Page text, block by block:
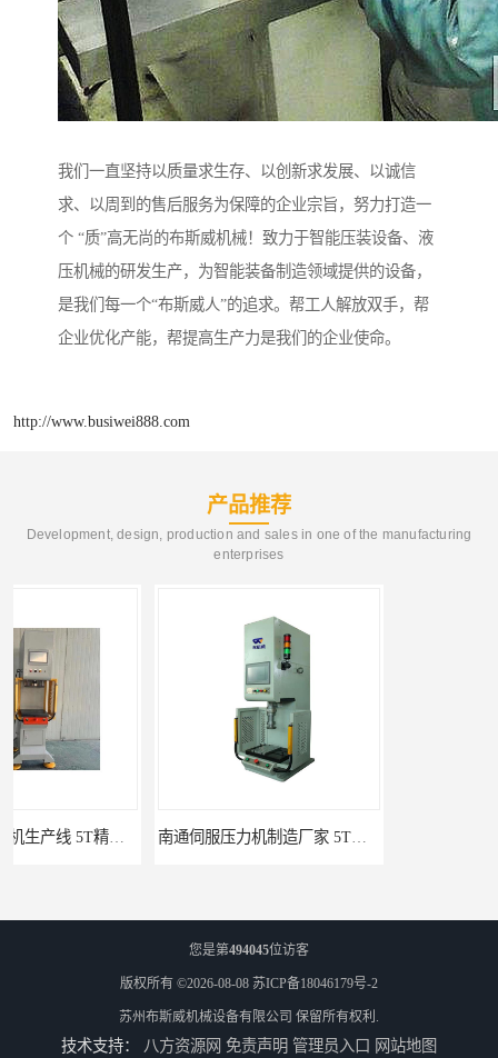
我们一直坚持以质量求生存、以创新求发展、以诚信
求、以周到的售后服务为保障的企业宗旨，努力打造一
个 “质”高无尚的布斯威机械！致力于智能压装设备、液
压机械的研发生产，为智能装备制造领域提供的设备，
是我们每一个“布斯威人”的追求。帮工人解放双手，帮
企业优化产能，帮提高生产力是我们的企业使命。
http://www.busiwei888.com
产品推荐
Development, design, production and sales in one of the manufacturing
enterprises
南通伺服压力机制造厂家 5T精密伺服压力机 布斯威机械设备
您是第494045位访客
版权所有 ©2026-08-08 苏ICP备18046179号-2
苏州布斯威机械设备有限公司 保留所有权利.
技术支持： 八方资源网 免责声明 管理员入口 网站地图